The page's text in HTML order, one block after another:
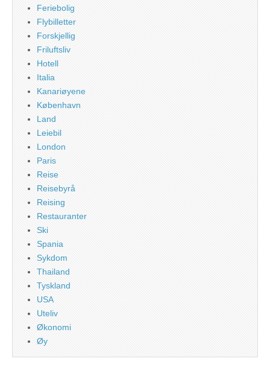
Feriebolig
Flybilletter
Forskjellig
Friluftsliv
Hotell
Italia
Kanariøyene
København
Land
Leiebil
London
Paris
Reise
Reisebyrå
Reising
Restauranter
Ski
Spania
Sykdom
Thailand
Tyskland
USA
Uteliv
Økonomi
Øy